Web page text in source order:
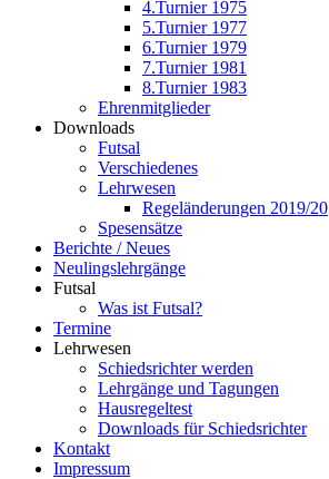
4.Turnier 1975
5.Turnier 1977
6.Turnier 1979
7.Turnier 1981
8.Turnier 1983
Ehrenmitglieder
Downloads
Futsal
Verschiedenes
Lehrwesen
Regeländerungen 2019/20
Spesensätze
Berichte / Neues
Neulingslehrgänge
Futsal
Was ist Futsal?
Termine
Lehrwesen
Schiedsrichter werden
Lehrgänge und Tagungen
Hausregeltest
Downloads für Schiedsrichter
Kontakt
Impressum